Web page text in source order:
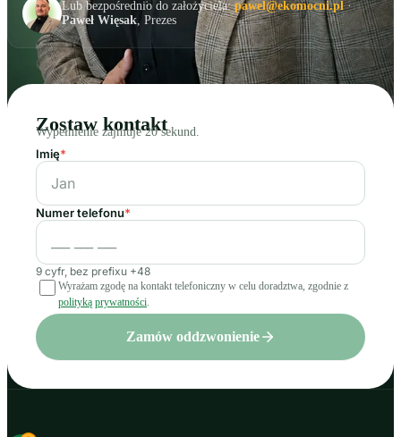
Lub bezpośrednio do założyciela:pawel@ekomocni.pl·
Paweł Więsak, Prezes
Zostaw kontakt
Wypełnienie zajmuje 20 sekund.
Imię*
Numer telefonu*
9 cyfr, bez prefixu +48
Wyrażam zgodę na kontakt telefoniczny w celu doradztwa, zgodnie z
polityką prywatności.
Zamów oddzwonienie